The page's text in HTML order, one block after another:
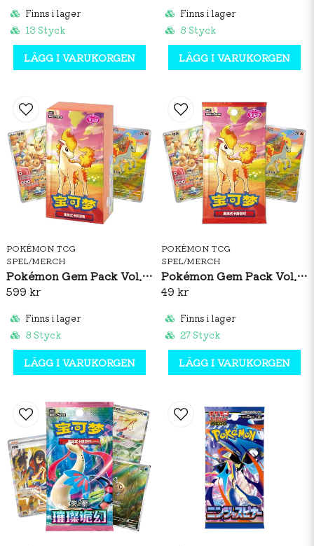
Finns i lager
13 Styck
LÄGG I VARUKORGEN
Finns i lager
8 Styck
LÄGG I VARUKORGEN
POKÉMON TCG
SPEL/MERCH
Pokémon Gem Pack Vol. 4 Booster Box (S-CH)
599 kr
Finns i lager
8 Styck
LÄGG I VARUKORGEN
POKÉMON TCG
SPEL/MERCH
Pokémon Gem Pack Vol. 4 Booster Pack (S-CH)
49 kr
Finns i lager
27 Styck
LÄGG I VARUKORGEN